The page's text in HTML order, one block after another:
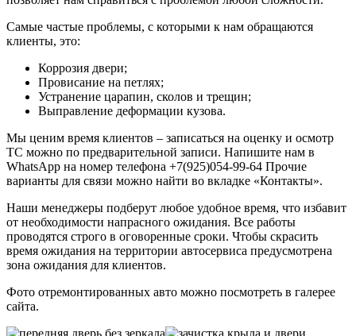
Самые частые проблемы, с которыми к нам обращаются
клиенты, это:
Коррозия двери;
Провисание на петлях;
Устранение царапин, сколов и трещин;
Выправление деформации кузова.
Мы ценим время клиентов – записаться на оценку и осмотр
ТС можно по предварительной записи. Напишите нам в
WhatsApp на номер телефона +7(925)054-99-64 Прочие
варианты для связи можно найти во вкладке «Контакты».
Наши менеджеры подберут любое удобное время, что избавит
от необходимости напрасного ожидания. Все работы
проводятся строго в оговоренные сроки. Чтобы скрасить
время ожидания на территории автосервиса предусмотрена
зона ожидания для клиентов.
Фото отремонтированных авто можно посмотреть в галерее
сайта.